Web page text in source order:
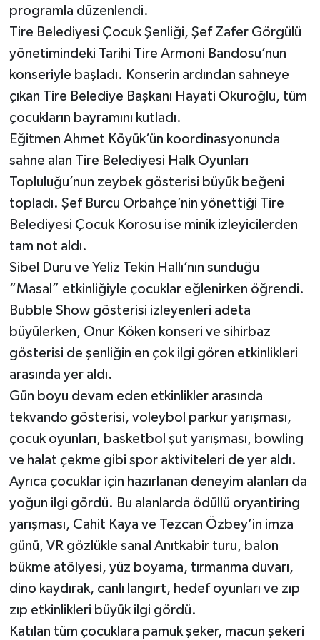
programla düzenlendi.
Tire Belediyesi Çocuk Şenliği, Şef Zafer Görgülü
yönetimindeki Tarihi Tire Armoni Bandosu’nun
konseriyle başladı. Konserin ardından sahneye
çıkan Tire Belediye Başkanı Hayati Okuroğlu, tüm
çocukların bayramını kutladı.
Eğitmen Ahmet Köyük’ün koordinasyonunda
sahne alan Tire Belediyesi Halk Oyunları
Topluluğu’nun zeybek gösterisi büyük beğeni
topladı. Şef Burcu Orbahçe’nin yönettiği Tire
Belediyesi Çocuk Korosu ise minik izleyicilerden
tam not aldı.
Sibel Duru ve Yeliz Tekin Hallı’nın sunduğu
“Masal” etkinliğiyle çocuklar eğlenirken öğrendi.
Bubble Show gösterisi izleyenleri adeta
büyülerken, Onur Köken konseri ve sihirbaz
gösterisi de şenliğin en çok ilgi gören etkinlikleri
arasında yer aldı.
Gün boyu devam eden etkinlikler arasında
tekvando gösterisi, voleybol parkur yarışması,
çocuk oyunları, basketbol şut yarışması, bowling
ve halat çekme gibi spor aktiviteleri de yer aldı.
Ayrıca çocuklar için hazırlanan deneyim alanları da
yoğun ilgi gördü. Bu alanlarda ödüllü oryantiring
yarışması, Cahit Kaya ve Tezcan Özbey’in imza
günü, VR gözlükle sanal Anıtkabir turu, balon
bükme atölyesi, yüz boyama, tırmanma duvarı,
dino kaydırak, canlı langırt, hedef oyunları ve zıp
zıp etkinlikleri büyük ilgi gördü.
Katılan tüm çocuklara pamuk şeker, macun şekeri